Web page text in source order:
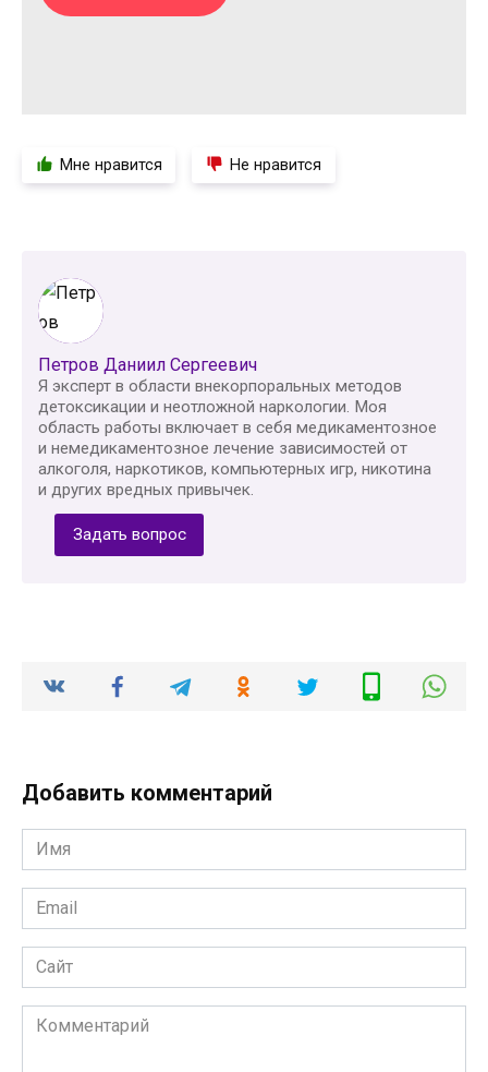
Мне нравится Не нравится
Петров Даниил Сергеевич
Я эксперт в области внекорпоральных методов
детоксикации и неотложной наркологии. Моя
область работы включает в себя медикаментозное
и немедикаментозное лечение зависимостей от
алкоголя, наркотиков, компьютерных игр, никотина
и других вредных привычек.
Задать вопрос
Добавить комментарий
Имя
*
Email
*
Сайт
Комментарий